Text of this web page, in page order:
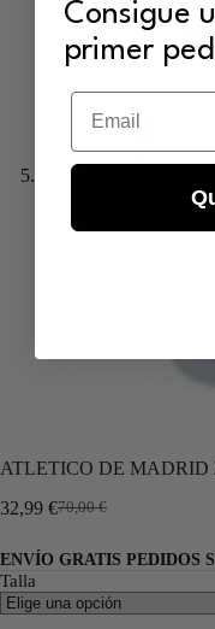
ATLETICO DE MADRID
70,00€
32,99 €
ENVÍO GRATIS PEDIDOS
Talla
Consigue
primer
Email